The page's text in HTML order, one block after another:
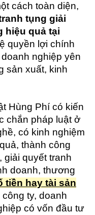
cách toàn diện,
tụng giải
hiệu quả tại
quyền lợi chính
nghiệp yên
sản xuất, kinh
Hùng Phí có kiến
chắn pháp luật ở
có kinh nghiệm
thành công
quyết tranh
doanh, thương
tiền hay tài sản
ty, doanh
có vốn đầu tư